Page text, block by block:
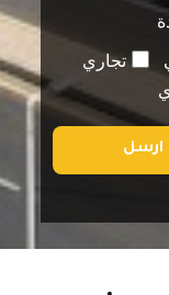
تجاري